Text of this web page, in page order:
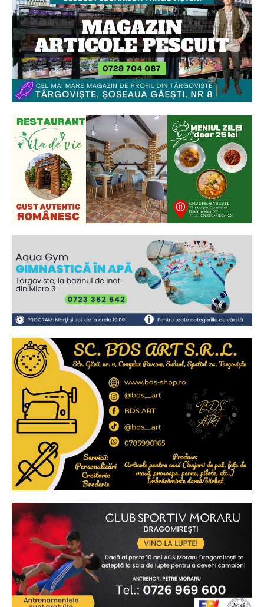
Ionuț Parghel
2de 2